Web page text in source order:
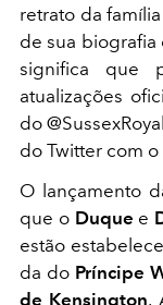
retrato da
de sua biografia
significa que
atualizações
do
do Twitter com
O lançamento
que o Duque e
estão
da do Príncipe
de Kensington.